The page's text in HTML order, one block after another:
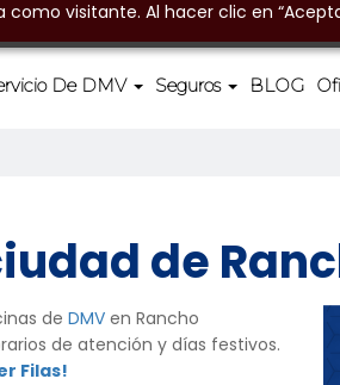
visitante. Al hacer clic en
De DMV Seguros BLOG
de
de DMV en Rancho
de atención y días festivos.
Filas!